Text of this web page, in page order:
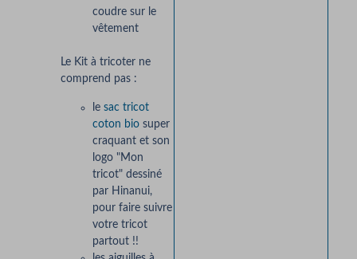
coudre sur le
vêtement
Le Kit à tricoter ne
comprend pas :
le sac tricot
coton biosuper
craquant et son
logo "Mon
tricot" dessiné
par Hinanui,
pour faire suivre
votre tricot
partout !!